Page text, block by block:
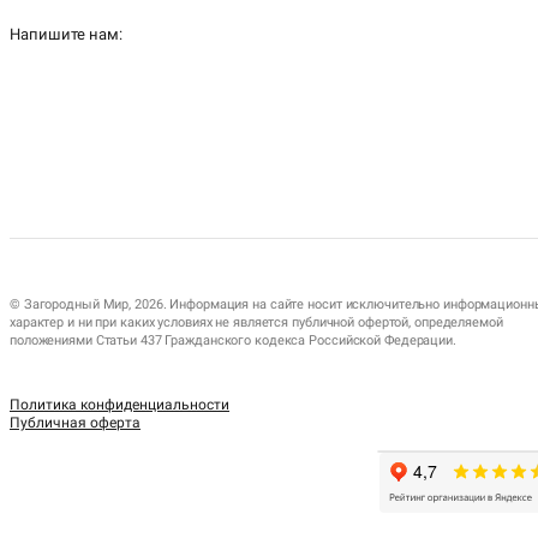
Напишите нам:
© Загородный Мир, 2026. Информация на сайте носит исключительно
характер и ни при каких условиях не является публичной офертой, определяемой
положениями Статьи 437 Гражданского кодекса Российской Федерации.
Политика конфиденциальности
Публичная оферта